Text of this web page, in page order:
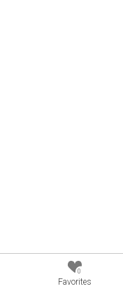
0
Favorites